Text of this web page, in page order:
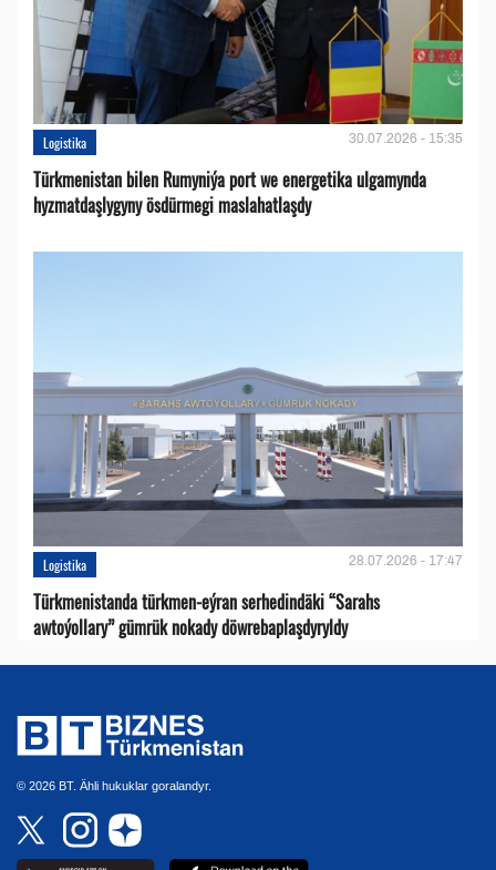
Logistika 30.07.2026 - 15:35
Türkmenistan bilen Rumyniýa port we energetika ulgamynda
hyzmatdaşlygyny ösdürmegi maslahatlaşdy
Logistika 28.07.2026 - 17:47
Türkmenistanda türkmen-eýran serhedindäki “Sarahs
awtoýollary” gümrük nokady döwrebaplaşdyryldy
© 2026 BT. Ähli hukuklar goralandyr.